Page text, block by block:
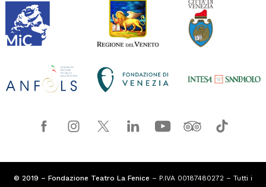
© 2019 – Fondazione Teatro La Fenice – P.IVA 00187480272 – Tutti i